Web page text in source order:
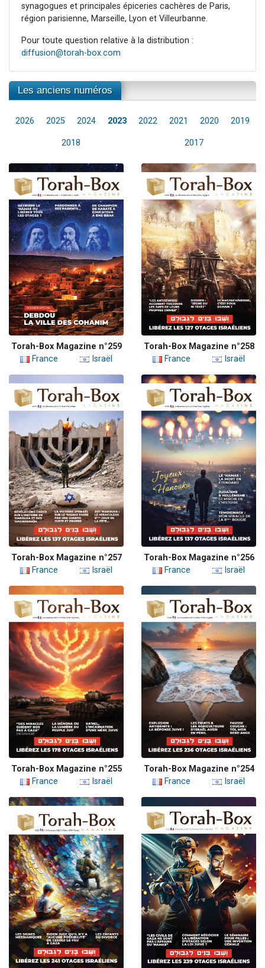
synagogues et principales épiceries cachères de Paris,
région parisienne, Marseille, Lyon et Villeurbanne.
Pour toute question relative à la distribution :
diffusion@torah-box.com
Les anciens numéros
2026 2025 2024 2023 2022 2021 2020 2019
2018 2017
Torah-Box Magazine n°259
France
Israël
Torah-Box Magazine n°258
France
Israël
Torah-Box Magazine n°257
France
Israël
Torah-Box Magazine n°256
France
Israël
Torah-Box Magazine n°255
France
Israël
Torah-Box Magazine n°254
France
Israël